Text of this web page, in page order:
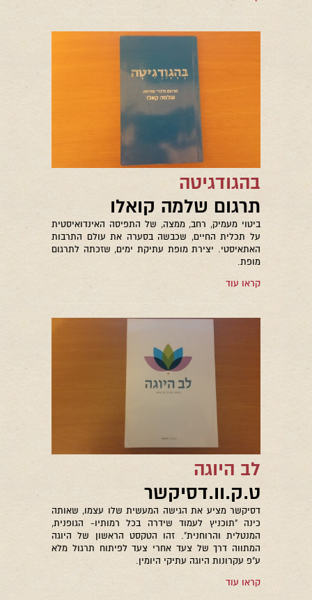
בהגודגיטה
תרגום שלמה קואלו
ביטוי מעמיק, רחב, ממצה, של התפיסה האינדואיסטית
על תכלית החיים, שכבשה בסערה את עולם התרבות
האתאיסטי. יצירת מופת עתיקת ימים, שזכתה לתרגום
מופת.
קראו עוד
לב היוגה
ט.ק.וו.דסיקשר
דסיקשר מציע את הגישה המעשית שלו עצמו, שאותה
כינה "תוכניץ לעמוד שידרה בכל רמותיו- הגופנית,
המנטלית והרוחנית". זהו הטקסט הראשון של היוגה
המתווה דרך של צעד אחרי צעד לפיתוח תרגול מלא
ע"פ עקרונות היוגה עתיקי היומין.
קראו עוד